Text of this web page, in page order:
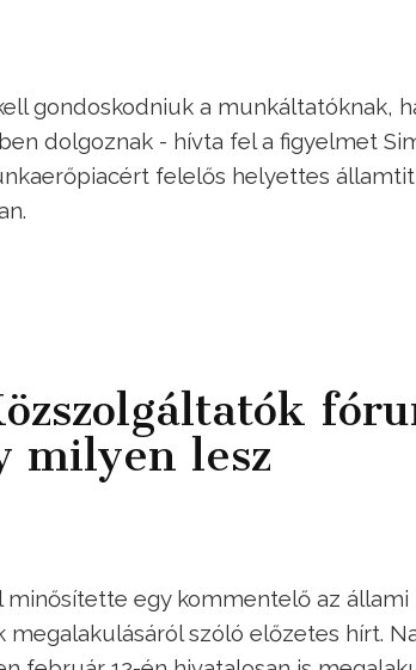
gondoskodniuk a munkáltatóknak,
dolgoznak - hívta fel a figyelmet
felelős helyettes
milyen lesz
minősítette egy kommentelő az
szóló előzetes hírt.